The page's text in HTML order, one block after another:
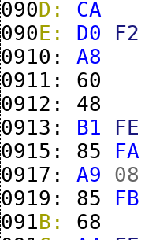
090D: CA
090E: D0 F2
0910:
A8
0911:
60
0912:
48
0913:
B1 FE
0915:
85 FA
0917:
A9 08
0919:
85 FB
091B: 68